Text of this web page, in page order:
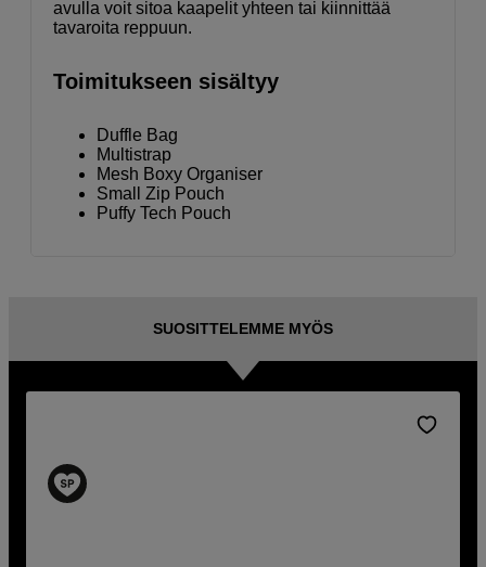
avulla voit sitoa kaapelit yhteen tai kiinnittää
tavaroita reppuun.
Toimitukseen sisältyy
Duffle Bag
Multistrap
Mesh Boxy Organiser
Small Zip Pouch
Puffy Tech Pouch
SUOSITTELEMME MYÖS